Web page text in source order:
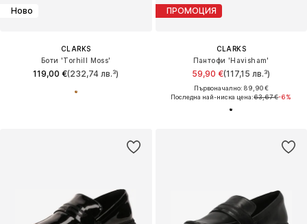
Ново
CLARKS
Боти 'Torhill Moss'
119,00 €(232,74 лв.³)
ПРОМОЦИЯ
CLARKS
Пантофи 'Havisham'
59,90 €(117,15 лв.³)
Първоначално: 89,90 €
Последна най-ниска цена:63,67 €-6%